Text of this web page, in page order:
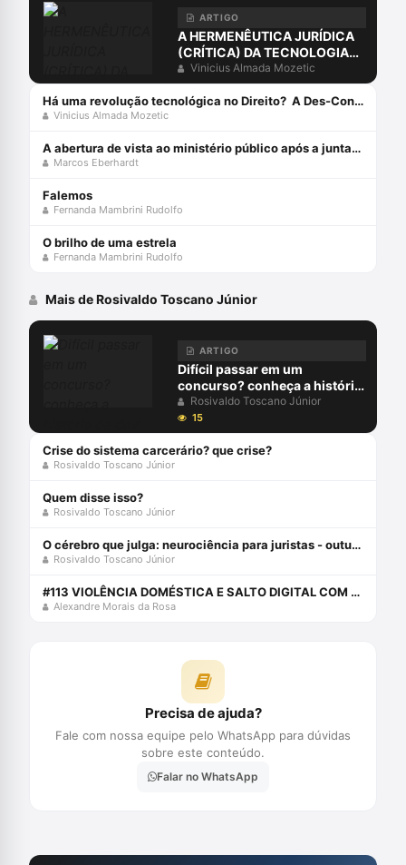
ARTIGO
A HERMENÊUTICA JURÍDICA
(CRÍTICA) DA TECNOLOGIA
PÓS-MODERNA
Vinicius Almada Mozetic
Há uma revolução tecnológica no Direito? A Des-Construção da Sociedade do Conhecimento e da Informação[1]
Vinicius Almada Mozetic
A abertura de vista ao ministério público após a juntada da resposta à acusação
Marcos Eberhardt
Falemos
Fernanda Mambrini Rudolfo
O brilho de uma estrela
Fernanda Mambrini Rudolfo
Mais de Rosivaldo Toscano Júnior
ARTIGO
Difícil passar em um
concurso? conheça a história
de davi lorso
Rosivaldo Toscano Júnior
15
Crise do sistema carcerário? que crise?
Rosivaldo Toscano Júnior
Quem disse isso?
Rosivaldo Toscano Júnior
O cérebro que julga: neurociência para juristas - outubro 2022
Rosivaldo Toscano Júnior
#113 VIOLÊNCIA DOMÉSTICA E SALTO DIGITAL COM ROSIVALDO TOSCANO JR.
Alexandre Morais da Rosa
Precisa de ajuda?
Fale com nossa equipe pelo WhatsApp para dúvidas
sobre este conteúdo.
Falar no WhatsApp